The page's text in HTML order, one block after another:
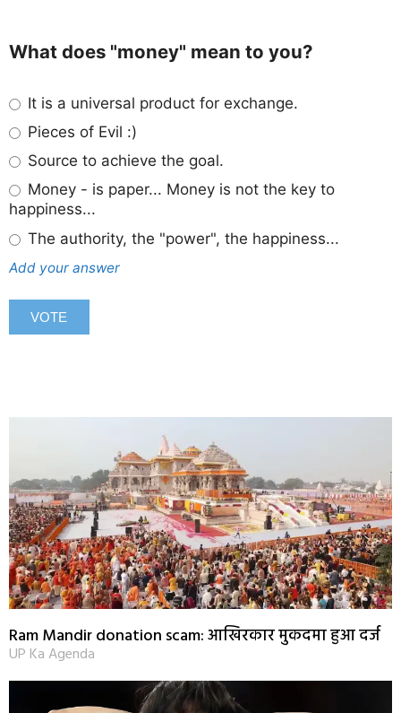
What does "money" mean to you?
It is a universal product for exchange.
Pieces of Evil :)
Source to achieve the goal.
Money - is paper... Money is not the key to
happiness...
The authority, the "power", the happiness...
Add your answer
Ram Mandir donation scam: आखिरकार मुकदमा हुआ दर्ज
UP Ka Agenda